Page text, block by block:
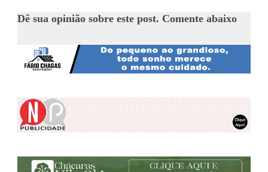
Dê sua opinião sobre este post. Comente abaixo